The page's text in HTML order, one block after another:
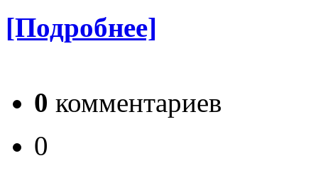
[Подробнее]
0 комментариев
0